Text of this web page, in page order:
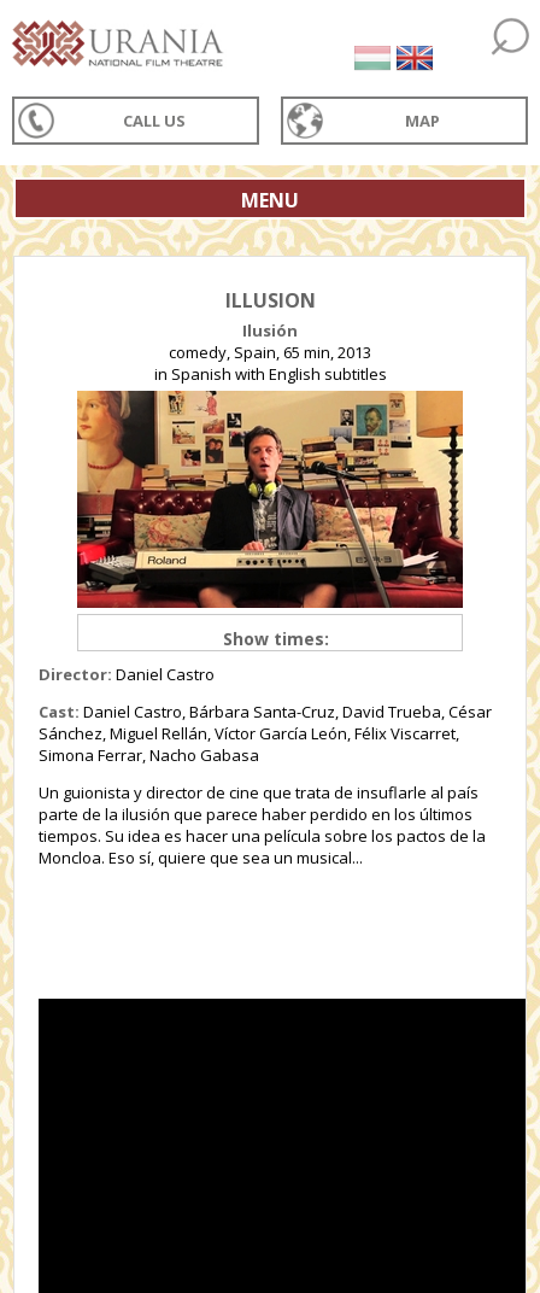
CALL US MAP
MENU
ILLUSION
Ilusión
comedy, Spain, 65 min, 2013
in Spanish with English subtitles
Show times:
Director: Daniel Castro
Cast: Daniel Castro, Bárbara Santa-Cruz, David Trueba, César
Sánchez, Miguel Rellán, Víctor García León, Félix Viscarret,
Simona Ferrar, Nacho Gabasa
Un guionista y director de cine que trata de insuflarle al país
parte de la ilusión que parece haber perdido en los últimos
tiempos. Su idea es hacer una película sobre los pactos de la
Moncloa. Eso sí, quiere que sea un musical...